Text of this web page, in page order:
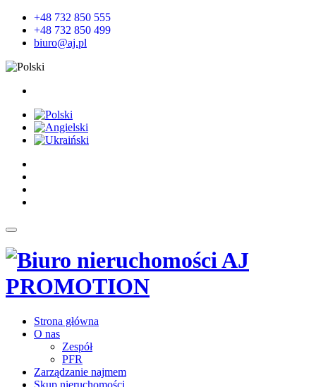
+48 732 850 555
+48 732 850 499
biuro@aj.pl
Strona główna
O nas
Zespół
PFR
Zarządzanie najmem
Skup nieruchomości